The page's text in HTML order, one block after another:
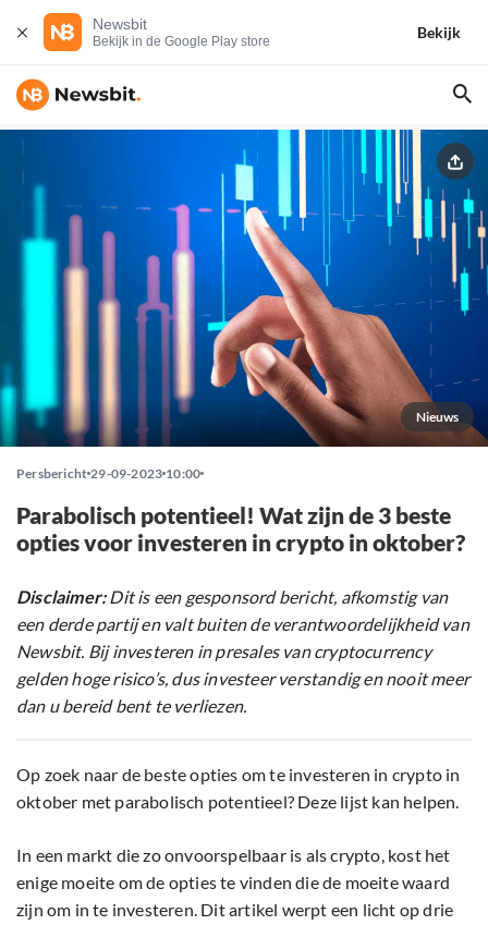
Newsbit
Bekijk in de Google Play store
Bekijk
Nieuws
Persbericht 29-09-2023 10:00
Parabolisch potentieel! Wat zijn de 3 beste
opties voor investeren in crypto in oktober?
Disclaimer:Dit is een gesponsord bericht, afkomstig van
een derde partij en valt buiten de verantwoordelijkheid van
Newsbit. Bij investeren in presales van cryptocurrency
gelden hoge risico’s, dus investeer verstandig en nooit meer
dan u bereid bent te verliezen.
Op zoek naar de beste opties om te investeren in crypto in
oktober met parabolisch potentieel? Deze lijst kan helpen.
In een markt die zo onvoorspelbaar is als crypto, kost het
enige moeite om de opties te vinden die de moeite waard
zijn om in te investeren. Dit artikel werpt een licht op drie